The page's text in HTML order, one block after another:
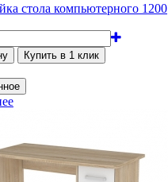
стола компьютерного 1200